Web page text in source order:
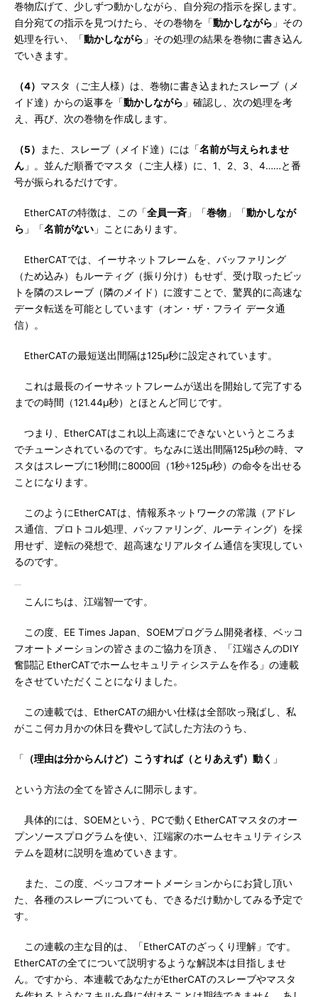
巻物広げて、少しずつ動かしながら、自分宛の指示を探します。
自分宛ての指示を見つけたら、その巻物を「動かしながら 」その
処理を行い、「動かしながら 」その処理の結果を巻物に書き込ん
でいきます。
（4） マスタ（ご主人様）は、巻物に書き込まれたスレーブ（メ
イド達）からの返事を「動かしながら 」確認し、次の処理を考
え、再び、次の巻物を作成します。
（5） また、スレーブ（メイド達）には「名前が与えられませ
ん 」。並んだ順番でマスタ（ご主人様）に、1、2、3、4……と番
号が振られるだけです。
EtherCATの特徴は、この「全員一斉 」「巻物 」「動かしなが
ら 」「名前がない 」ことにあります。
EtherCATでは、イーサネットフレームを、バッファリング
（ため込み）もルーティグ（振り分け）もせず、受け取ったビッ
トを隣のスレーブ（隣のメイド）に渡すことで、驚異的に高速な
データ転送を可能としています（オン・ザ・フライ データ通
信）。
EtherCATの最短送出間隔は125μ秒に設定されています。
これは最長のイーサネットフレームが送出を開始して完了する
までの時間（121.44μ秒）とほとんど同じです。
つまり、EtherCATはこれ以上高速にできないというところま
でチューンされているのです。ちなみに送出間隔125μ秒の時、マ
スタはスレーブに1秒間に8000回（1秒÷125μ秒）の命令を出せる
ことになります。
このようにEtherCATは、情報系ネットワークの常識（アドレ
ス通信、プロトコル処理、バッファリング、ルーティング）を採
用せず、逆転の発想で、超高速なリアルタイム通信を実現してい
るのです。
こんにちは、江端智一です。
この度、EE Times Japan、SOEMプログラム開発者様、ベッコ
フオートメーションの皆さまのご協力を頂き、「江端さんのDIY
奮闘記 EtherCATでホームセキュリティシステムを作る」の連載
をさせていただくことになりました。
この連載では、EtherCATの細かい仕様は全部吹っ飛ばし、私
がここ何カ月かの休日を費やして試した方法のうち、
「 （理由は分からんけど）こうすれば（とりあえず）動く 」
という方法の全てを皆さんに開示します。
具体的には、SOEMという、PCで動くEtherCATマスタのオー
プンソースプログラムを使い、江端家のホームセキュリティシス
テムを題材に説明を進めていきます。
また、この度、ベッコフオートメーションからにお貸し頂い
た、各種のスレーブについても、できるだけ動かしてみる予定で
す。
この連載の主な目的は、「EtherCATのざっくり理解」です。
EtherCATの全てについて説明するような解説本は目指しませ
ん。ですから、本連載であなたがEtherCATのスレーブやマスタ